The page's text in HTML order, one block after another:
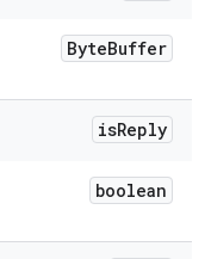
ByteBuffer
isReply
boolean